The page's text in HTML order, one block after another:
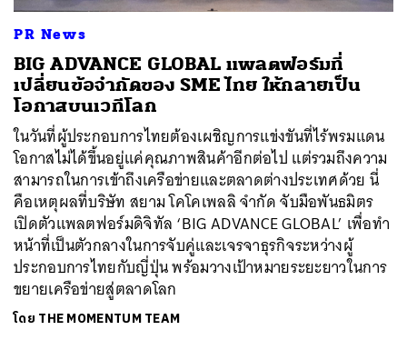
PR News
BIG ADVANCE GLOBAL แพลตฟอร์มที่
เปลี่ยนข้อจำกัดของ SME ไทย ให้กลายเป็น
โอกาสบนเวทีโลก
ในวันที่ผู้ประกอบการไทยต้องเผชิญการแข่งขันที่ไร้พรมแดน
โอกาสไม่ได้ขึ้นอยู่แค่คุณภาพสินค้าอีกต่อไป แต่รวมถึงความ
สามารถในการเข้าถึงเครือข่ายและตลาดต่างประเทศด้วย นี่
คือเหตุผลที่บริษัท สยาม โคโคเพลลิ จำกัด จับมือพันธมิตร
เปิดตัวแพลตฟอร์มดิจิทัล ‘BIG ADVANCE GLOBAL’ เพื่อทำ
หน้าที่เป็นตัวกลางในการจับคู่และเจรจาธุรกิจระหว่างผู้
ประกอบการไทยกับญี่ปุ่น พร้อมวางเป้าหมายระยะยาวในการ
ขยายเครือข่ายสู่ตลาดโลก
โดย THE MOMENTUM TEAM
SHARE TWEET LINE EMAIL